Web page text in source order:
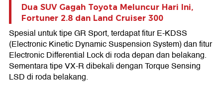
Dua SUV Gagah Toyota Meluncur Hari Ini,
Fortuner 2.8 dan Land Cruiser 300
Spesial untuk tipe GR Sport, terdapat fitur E-KDSS
(Electronic Kinetic Dynamic Suspension System) dan fitur
Electronic Differential Lock di roda depan dan belakang.
Sementara tipe VX-R dibekali dengan Torque Sensing
LSD di roda belakang.